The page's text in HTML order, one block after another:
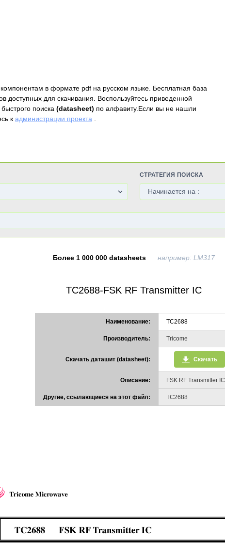
в формате pdf на русском языке. Бесплатная база
доступных для скачивания. Воспользуйтесь приведенной
поиска (datasheet) по алфавиту.Если вы не нашли
к администрации проекта .
СТРАТЕГИЯ ПОИСКА
Более 1 000 000 datasheets например: LM317
TC2688-FSK RF Transmitter IC
Наименование: TC2688
Производитель: Tricome
Скачать даташит (datasheet): Скачать
Описание: FSK RF Transmitter IC
Другие, ссылающиеся на этот файл: TC2688